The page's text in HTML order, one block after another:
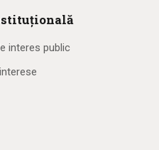
interes public